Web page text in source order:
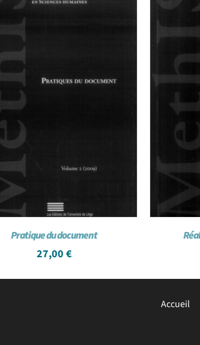
Pratique du document
27,00 €
Accueil